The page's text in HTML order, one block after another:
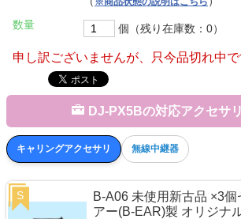
数量
個（残り在庫数：0）
申し訳ございませんが、只今品切れ中で
DJ-PX5Bの対応アクセサ
キャリングアクセサリ 無線中継器
B-A06 未使用新古品 ×3個
アー(B-EAR)製 オリジナ
S